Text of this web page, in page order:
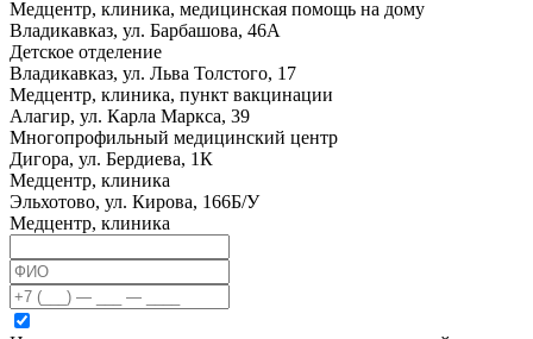
Медцентр, клиника, медицинская помощь на дому
Владикавказ, ул. Барбашова, 46А
Детское отделение
Владикавказ, ул. Льва Толстого, 17
Медцентр, клиника, пункт вакцинации
Алагир, ул. Карла Маркса, 39
Многопрофильный медицинский центр
Дигора, ул. Бердиева, 1К
Медцентр, клиника
Эльхотово, ул. Кирова, 166Б/У
Медцентр, клиника